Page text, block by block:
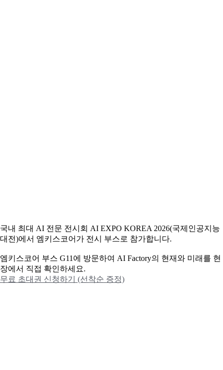
국내 최대 AI 전문 전시회 AI EXPO KOREA 2026(국제인공지능
대전)에서 엠키스코어가 전시 부스로 참가합니다.
엠키스코어 부스 G11에 방문하여 AI Factory의 현재와 미래를 현
장에서 직접 확인하세요.
무료 초대권 신청하기 (선착순 증정)